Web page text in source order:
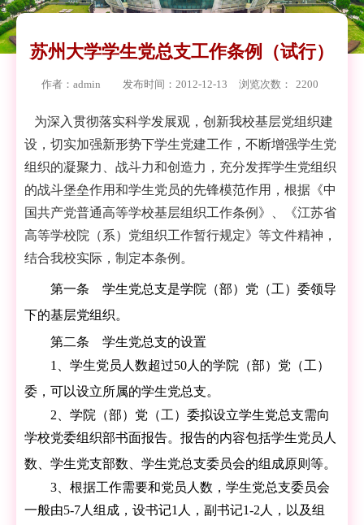
苏州大学学生党总支工作条例（试行）
作者：admin 发布时间：2012-12-13 浏览次数： 2200
为深入贯彻落实科学发展观，创新我校基层党组织建
设，切实加强新形势下学生党建工作，不断增强学生党
组织的凝聚力、战斗力和创造力，充分发挥学生党组织
的战斗堡垒作用和学生党员的先锋模范作用，根据《中
国共产党普通高等学校基层组织工作条例》、《江苏省
高等学校院（系）党组织工作暂行规定》等文件精神，
结合我校实际，制定本条例。
第一条 学生党总支是学院（部）党（工）委领导
下的基层党组织。
第二条 学生党总支的设置
1、学生党员人数超过50人的学院（部）党（工）
委，可以设立所属的学生党总支。
2、学院（部）党（工）委拟设立学生党总支需向
学校党委组织部书面报告。报告的内容包括学生党员人
数、学生党支部数、学生党总支委员会的组成原则等。
3、根据工作需要和党员人数，学生党总支委员会
一般由5-7人组成，设书记1人，副书记1-2人，以及组